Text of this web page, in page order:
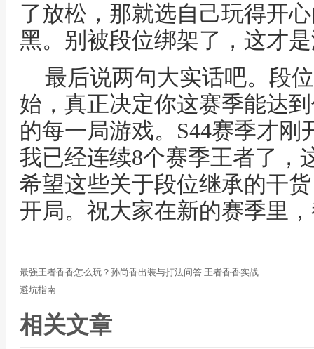
了放松，那就选自己玩得开
黑。别被段位绑架了，这才
最后说两句大实话吧。段
始，真正决定你这赛季能达
的每一局游戏。S44赛季才
我已经连续8个赛季王者了，
希望这些关于段位继承的干
开局。祝大家在新的赛季里
最强王者香香怎么玩？孙尚香出装与打法问答 王者香香实战
避坑指南
相关文章